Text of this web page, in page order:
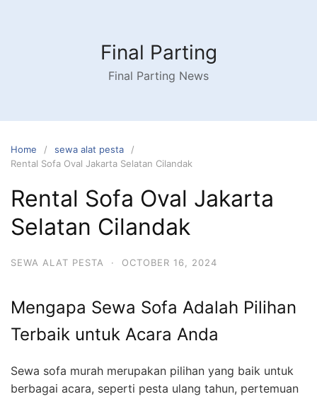
Final Parting
Final Parting News
Home
sewa alat pesta
Rental Sofa Oval Jakarta Selatan Cilandak
Rental Sofa Oval Jakarta
Selatan Cilandak
SEWA ALAT PESTA · OCTOBER 16, 2024
Mengapa Sewa Sofa Adalah Pilihan
Terbaik untuk Acara Anda
Sewa sofa murah merupakan pilihan yang baik untuk
berbagai acara, seperti pesta ulang tahun, pertemuan